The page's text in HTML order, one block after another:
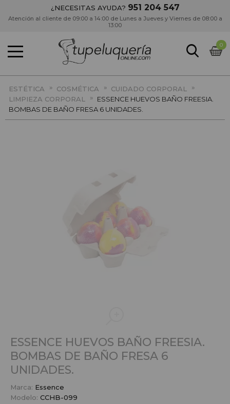
¿NECESITAS AYUDA? 951 204 547
Atención al cliente de 09:00 a 14:00 de Lunes a Jueves y Viernes de 08:00 a
13:00
0
ESTÉTICA » COSMÉTICA » CUIDADO CORPORAL
»
LIMPIEZA CORPORAL
» ESSENCE HUEVOS BAÑO FREESIA.
BOMBAS DE BAÑO FRESA 6 UNIDADES.
ESSENCE HUEVOS BAÑO FREESIA.
BOMBAS DE BAÑO FRESA 6
UNIDADES.
Marca: Essence
Modelo: CCHB-099